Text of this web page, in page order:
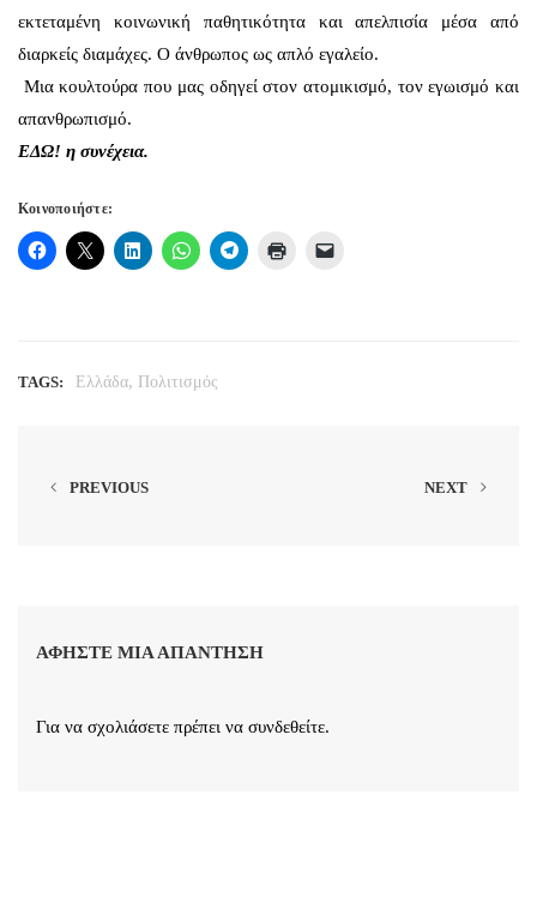
εκτεταμένη κοινωνική παθητικότητα και απελπισία μέσα από
διαρκείς διαμάχες. Ο άνθρωπος ως απλό εγαλείο.
Μια κουλτούρα που μας οδηγεί στον ατομικισμό, τον εγωισμό και
απανθρωπισμό.
ΕΔΩ! η συνέχεια.
Κοινοποιήστε:
TAGS: Ελλάδα, Πολιτισμός
PREVIOUS NEXT
ΑΦΉΣΤΕ ΜΙΑ ΑΠΆΝΤΗΣΗ
Για να σχολιάσετε πρέπει να συνδεθείτε.